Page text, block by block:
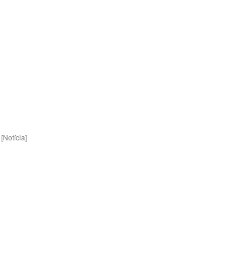
[Notícia]